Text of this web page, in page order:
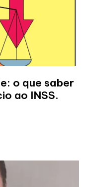
o que saber
ao INSS.